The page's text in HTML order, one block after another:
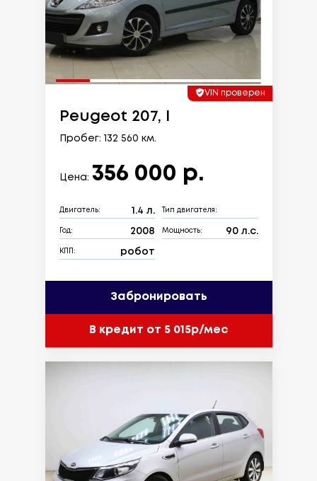
VIN проверен
Peugeot 207, I
Пробег: 132 560 км.
Цена: 356 000 р.
Двигатель: 1.4 л. Тип двигателя:
Год: 2008 Мощность: 90 л.с.
КПП: робот
Забронировать
В кредит от 5 015р/мес